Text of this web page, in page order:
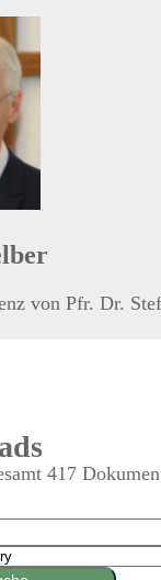
von Pfr. Dr.
417